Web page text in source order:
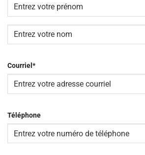
Prénom
Courriel *
Téléphone